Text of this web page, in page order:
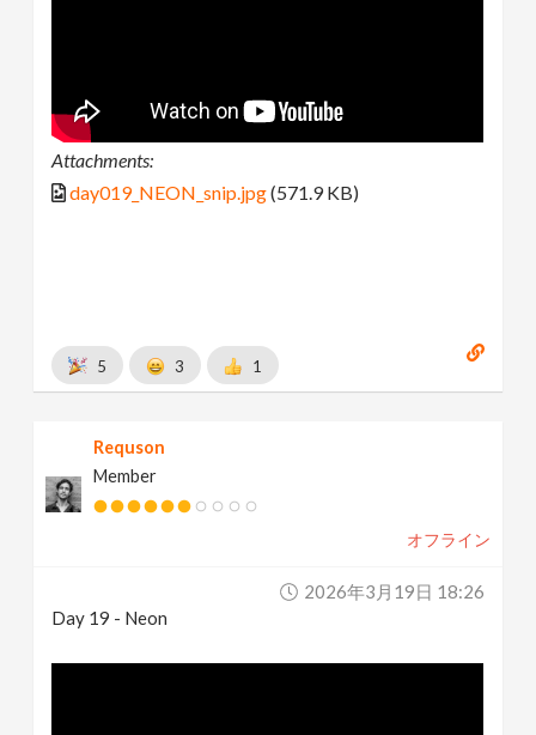
Attachments:
day019_NEON_snip.jpg(571.9 KB)
5 3 1
Requson
Member
オフライン
2026年3月19日 18:26
Day 19 - Neon